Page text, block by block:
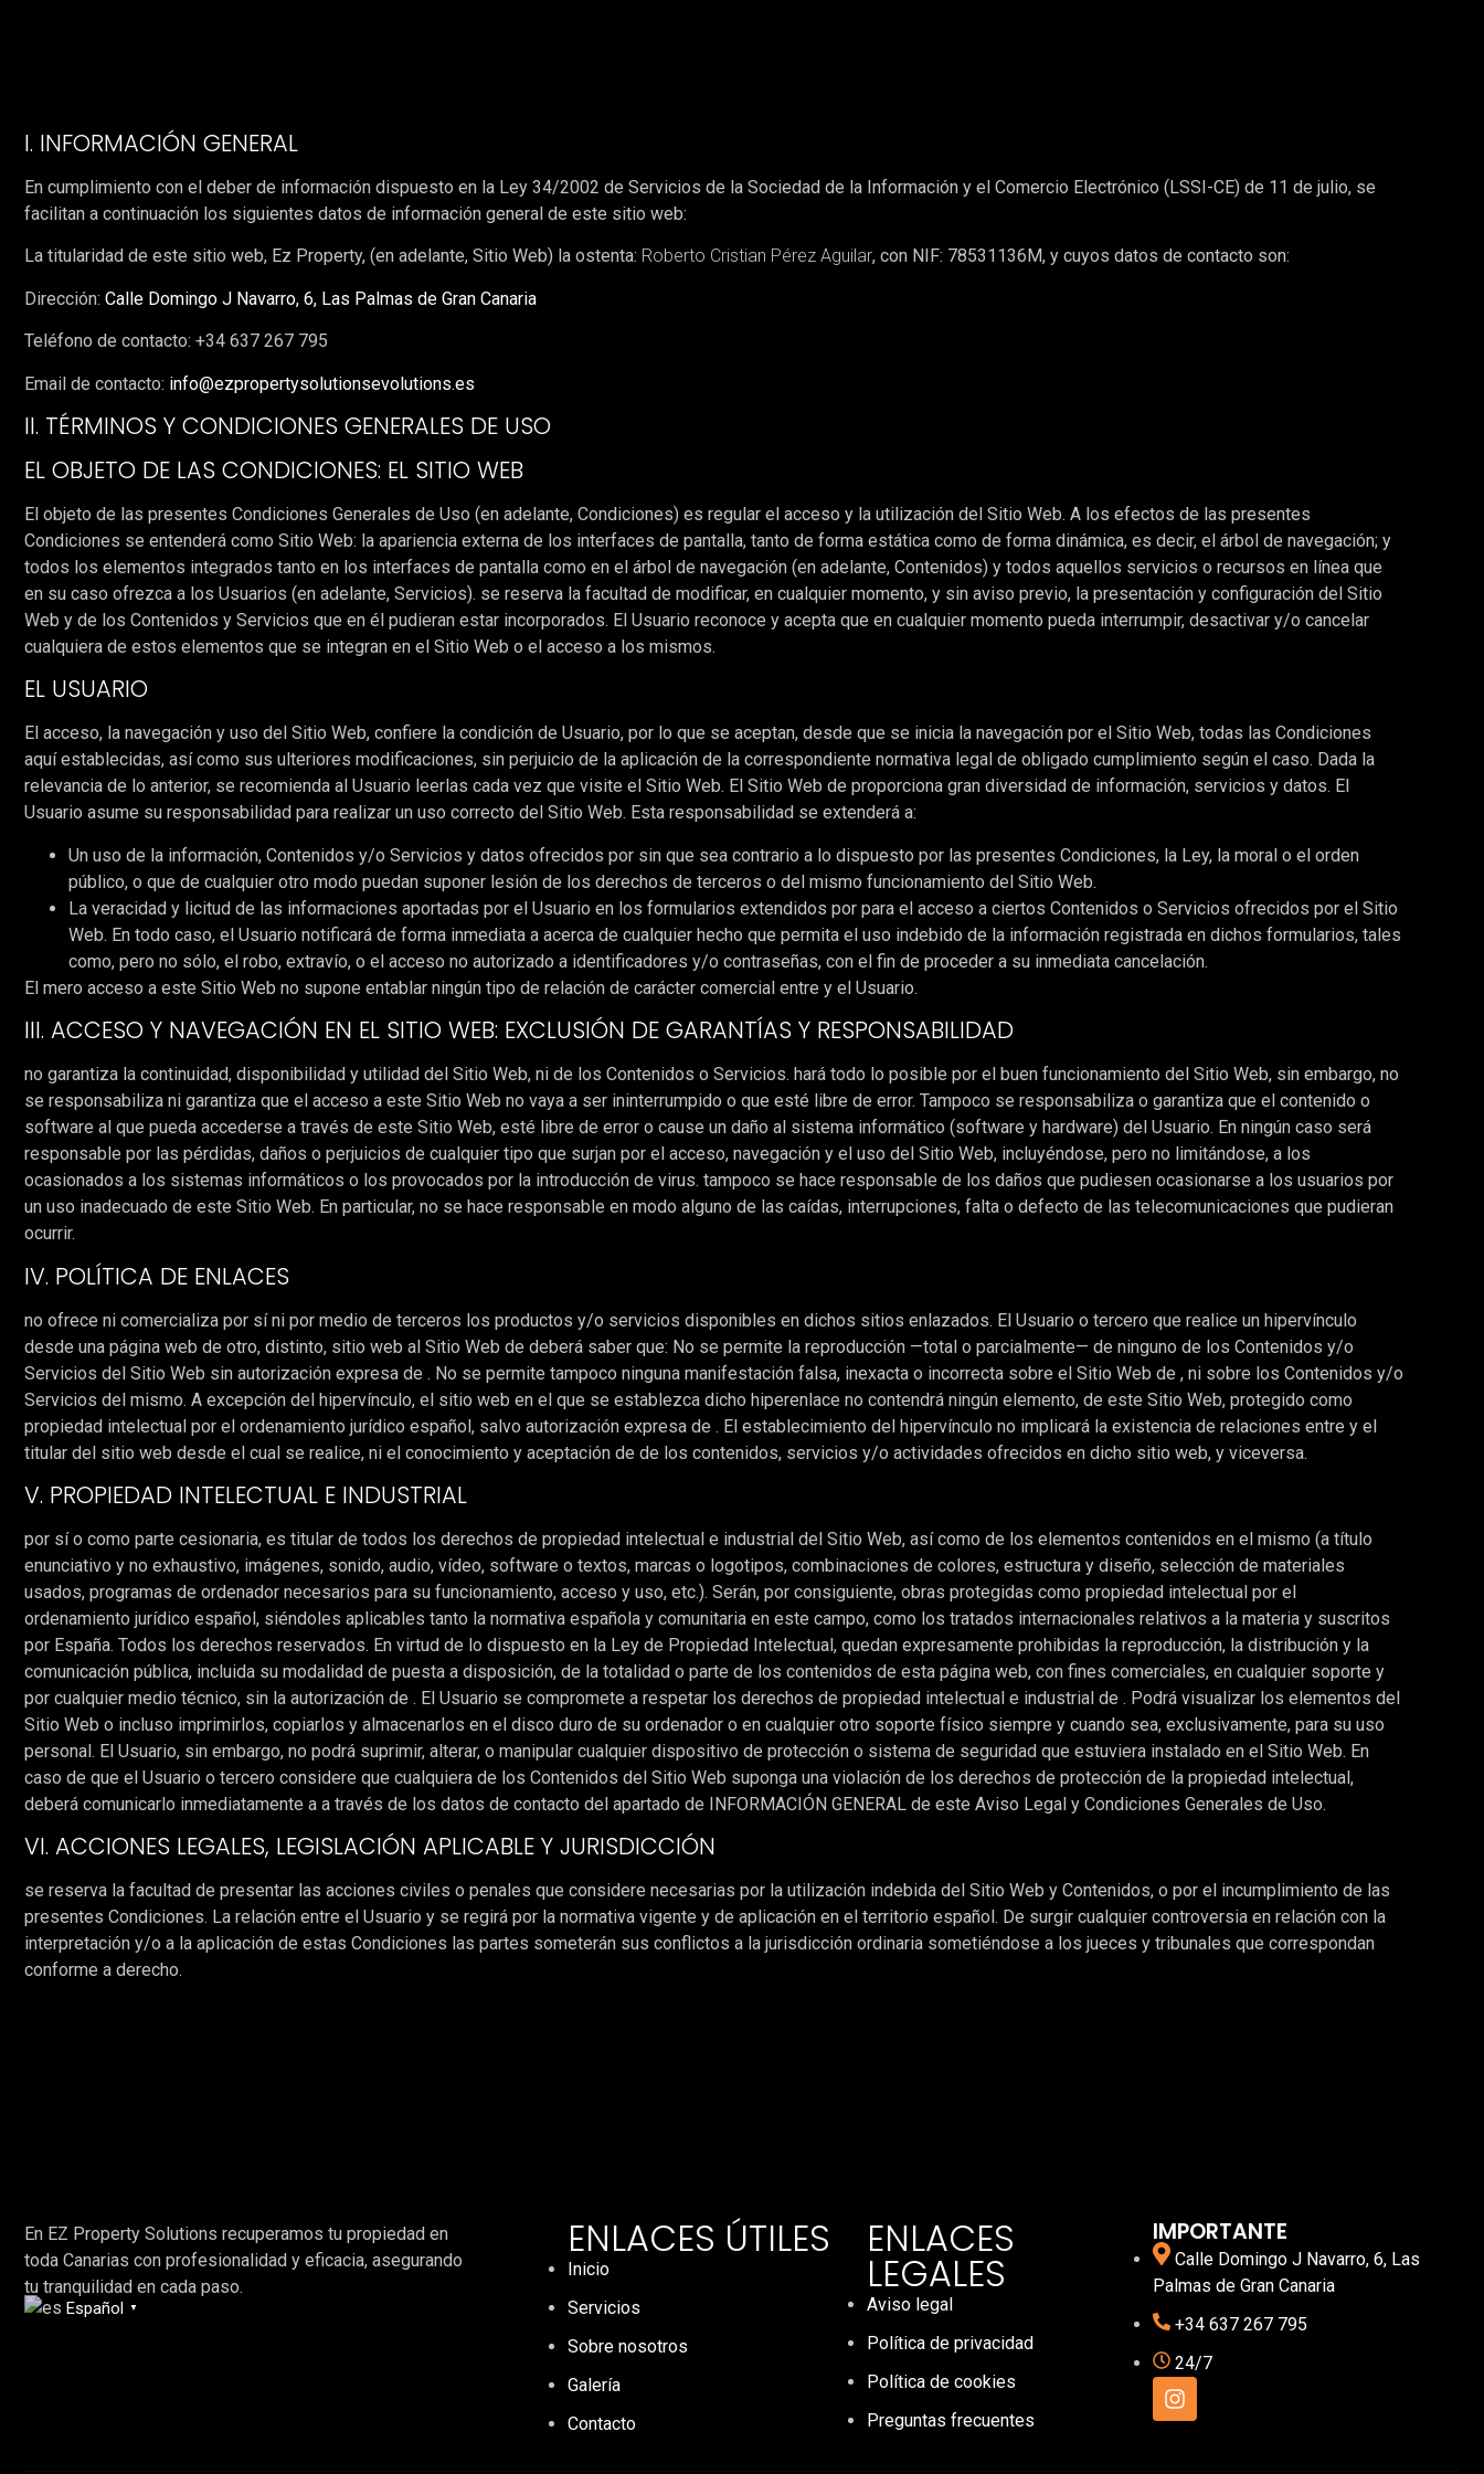
I. INFORMACIÓN GENERAL
En cumplimiento con el deber de información dispuesto en la Ley 34/2002 de Servicios de la Sociedad de la Información y el Comercio Electrónico (LSSI-CE) de 11 de julio, se
facilitan a continuación los siguientes datos de información general de este sitio web:
La titularidad de este sitio web, Ez Property, (en adelante, Sitio Web) la ostenta: Roberto Cristian Pérez Aguilar, con NIF: 78531136M, y cuyos datos de contacto son:
Dirección: Calle Domingo J Navarro, 6, Las Palmas de Gran Canaria
Teléfono de contacto: +34 637 267 795
Email de contacto: info@ezpropertysolutionsevolutions.es
II. TÉRMINOS Y CONDICIONES GENERALES DE USO
EL OBJETO DE LAS CONDICIONES: EL SITIO WEB
El objeto de las presentes Condiciones Generales de Uso (en adelante, Condiciones) es regular el acceso y la utilización del Sitio Web. A los efectos de las presentes
Condiciones se entenderá como Sitio Web: la apariencia externa de los interfaces de pantalla, tanto de forma estática como de forma dinámica, es decir, el árbol de navegación; y
todos los elementos integrados tanto en los interfaces de pantalla como en el árbol de navegación (en adelante, Contenidos) y todos aquellos servicios o recursos en línea que
en su caso ofrezca a los Usuarios (en adelante, Servicios). se reserva la facultad de modificar, en cualquier momento, y sin aviso previo, la presentación y configuración del Sitio
Web y de los Contenidos y Servicios que en él pudieran estar incorporados. El Usuario reconoce y acepta que en cualquier momento pueda interrumpir, desactivar y/o cancelar
cualquiera de estos elementos que se integran en el Sitio Web o el acceso a los mismos.
EL USUARIO
El acceso, la navegación y uso del Sitio Web, confiere la condición de Usuario, por lo que se aceptan, desde que se inicia la navegación por el Sitio Web, todas las Condiciones
aquí establecidas, así como sus ulteriores modificaciones, sin perjuicio de la aplicación de la correspondiente normativa legal de obligado cumplimiento según el caso. Dada la
relevancia de lo anterior, se recomienda al Usuario leerlas cada vez que visite el Sitio Web. El Sitio Web de proporciona gran diversidad de información, servicios y datos. El
Usuario asume su responsabilidad para realizar un uso correcto del Sitio Web. Esta responsabilidad se extenderá a:
Un uso de la información, Contenidos y/o Servicios y datos ofrecidos por sin que sea contrario a lo dispuesto por las presentes Condiciones, la Ley, la moral o el orden
público, o que de cualquier otro modo puedan suponer lesión de los derechos de terceros o del mismo funcionamiento del Sitio Web.
La veracidad y licitud de las informaciones aportadas por el Usuario en los formularios extendidos por para el acceso a ciertos Contenidos o Servicios ofrecidos por el Sitio
Web. En todo caso, el Usuario notificará de forma inmediata a acerca de cualquier hecho que permita el uso indebido de la información registrada en dichos formularios, tales
como, pero no sólo, el robo, extravío, o el acceso no autorizado a identificadores y/o contraseñas, con el fin de proceder a su inmediata cancelación.
El mero acceso a este Sitio Web no supone entablar ningún tipo de relación de carácter comercial entre y el Usuario.
III. ACCESO Y NAVEGACIÓN EN EL SITIO WEB: EXCLUSIÓN DE GARANTÍAS Y RESPONSABILIDAD
no garantiza la continuidad, disponibilidad y utilidad del Sitio Web, ni de los Contenidos o Servicios. hará todo lo posible por el buen funcionamiento del Sitio Web, sin embargo, no
se responsabiliza ni garantiza que el acceso a este Sitio Web no vaya a ser ininterrumpido o que esté libre de error. Tampoco se responsabiliza o garantiza que el contenido o
software al que pueda accederse a través de este Sitio Web, esté libre de error o cause un daño al sistema informático (software y hardware) del Usuario. En ningún caso será
responsable por las pérdidas, daños o perjuicios de cualquier tipo que surjan por el acceso, navegación y el uso del Sitio Web, incluyéndose, pero no limitándose, a los
ocasionados a los sistemas informáticos o los provocados por la introducción de virus. tampoco se hace responsable de los daños que pudiesen ocasionarse a los usuarios por
un uso inadecuado de este Sitio Web. En particular, no se hace responsable en modo alguno de las caídas, interrupciones, falta o defecto de las telecomunicaciones que pudieran
ocurrir.
IV. POLÍTICA DE ENLACES
no ofrece ni comercializa por sí ni por medio de terceros los productos y/o servicios disponibles en dichos sitios enlazados. El Usuario o tercero que realice un hipervínculo
desde una página web de otro, distinto, sitio web al Sitio Web de deberá saber que: No se permite la reproducción —total o parcialmente— de ninguno de los Contenidos y/o
Servicios del Sitio Web sin autorización expresa de . No se permite tampoco ninguna manifestación falsa, inexacta o incorrecta sobre el Sitio Web de , ni sobre los Contenidos y/o
Servicios del mismo. A excepción del hipervínculo, el sitio web en el que se establezca dicho hiperenlace no contendrá ningún elemento, de este Sitio Web, protegido como
propiedad intelectual por el ordenamiento jurídico español, salvo autorización expresa de . El establecimiento del hipervínculo no implicará la existencia de relaciones entre y el
titular del sitio web desde el cual se realice, ni el conocimiento y aceptación de de los contenidos, servicios y/o actividades ofrecidos en dicho sitio web, y viceversa.
V. PROPIEDAD INTELECTUAL E INDUSTRIAL
por sí o como parte cesionaria, es titular de todos los derechos de propiedad intelectual e industrial del Sitio Web, así como de los elementos contenidos en el mismo (a título
enunciativo y no exhaustivo, imágenes, sonido, audio, vídeo, software o textos, marcas o logotipos, combinaciones de colores, estructura y diseño, selección de materiales
usados, programas de ordenador necesarios para su funcionamiento, acceso y uso, etc.). Serán, por consiguiente, obras protegidas como propiedad intelectual por el
ordenamiento jurídico español, siéndoles aplicables tanto la normativa española y comunitaria en este campo, como los tratados internacionales relativos a la materia y suscritos
por España. Todos los derechos reservados. En virtud de lo dispuesto en la Ley de Propiedad Intelectual, quedan expresamente prohibidas la reproducción, la distribución y la
comunicación pública, incluida su modalidad de puesta a disposición, de la totalidad o parte de los contenidos de esta página web, con fines comerciales, en cualquier soporte y
por cualquier medio técnico, sin la autorización de . El Usuario se compromete a respetar los derechos de propiedad intelectual e industrial de . Podrá visualizar los elementos del
Sitio Web o incluso imprimirlos, copiarlos y almacenarlos en el disco duro de su ordenador o en cualquier otro soporte físico siempre y cuando sea, exclusivamente, para su uso
personal. El Usuario, sin embargo, no podrá suprimir, alterar, o manipular cualquier dispositivo de protección o sistema de seguridad que estuviera instalado en el Sitio Web. En
caso de que el Usuario o tercero considere que cualquiera de los Contenidos del Sitio Web suponga una violación de los derechos de protección de la propiedad intelectual,
deberá comunicarlo inmediatamente a a través de los datos de contacto del apartado de INFORMACIÓN GENERAL de este Aviso Legal y Condiciones Generales de Uso.
VI. ACCIONES LEGALES, LEGISLACIÓN APLICABLE Y JURISDICCIÓN
se reserva la facultad de presentar las acciones civiles o penales que considere necesarias por la utilización indebida del Sitio Web y Contenidos, o por el incumplimiento de las
presentes Condiciones. La relación entre el Usuario y se regirá por la normativa vigente y de aplicación en el territorio español. De surgir cualquier controversia en relación con la
interpretación y/o a la aplicación de estas Condiciones las partes someterán sus conflictos a la jurisdicción ordinaria sometiéndose a los jueces y tribunales que correspondan
conforme a derecho.
En EZ Property Solutions recuperamos tu propiedad en
toda Canarias con profesionalidad y eficacia, asegurando
tu tranquilidad en cada paso.
Español ▼
ENLACES ÚTILES
Inicio
Servicios
Sobre nosotros
Galería
Contacto
ENLACES
LEGALES
Aviso legal
Política de privacidad
Política de cookies
Preguntas frecuentes
IMPORTANTE
Calle Domingo J Navarro, 6, Las
Palmas de Gran Canaria
+34 637 267 795
24/7